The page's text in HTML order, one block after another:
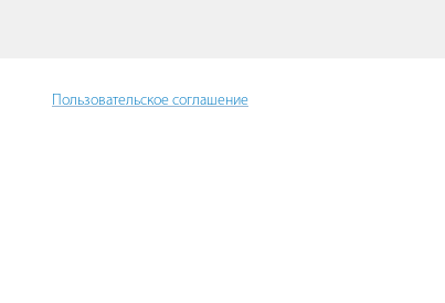
Пользовательское соглашение